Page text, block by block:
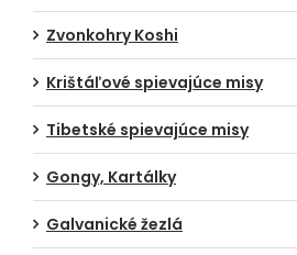
Zvonkohry Koshi
Krištáľové spievajúce misy
Tibetské spievajúce misy
Gongy, Kartálky
Galvanické žezlá